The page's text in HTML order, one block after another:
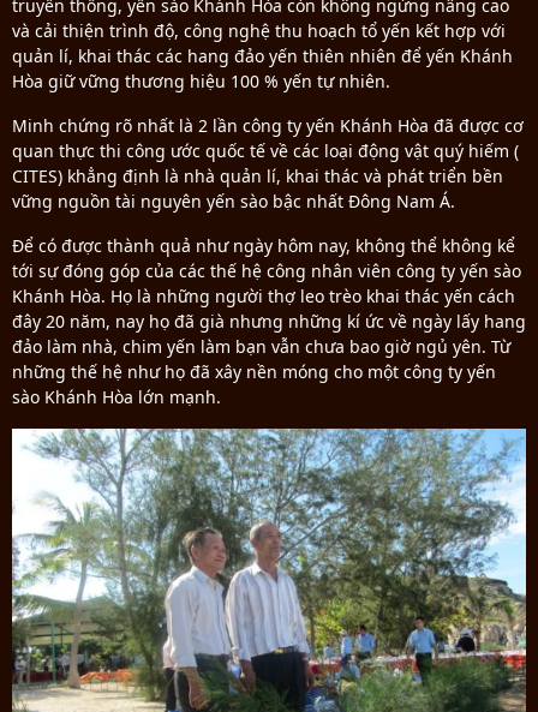
truyền thống, yến sào Khánh Hòa còn không ngừng nâng cao
và cải thiện trình độ, công nghệ thu hoạch tổ yến kết hợp với
quản lí, khai thác các hang đảo yến thiên nhiên để yến Khánh
Hòa giữ vững thương hiệu 100 % yến tự nhiên.
Minh chứng rõ nhất là 2 lần công ty yến Khánh Hòa đã được cơ
quan thực thi công ước quốc tế về các loại động vật quý hiếm (
CITES) khẳng định là nhà quản lí, khai thác và phát triển bền
vững nguồn tài nguyên yến sào bậc nhất Đông Nam Á.
Để có được thành quả như ngày hôm nay, không thể không kể
tới sự đóng góp của các thế hệ công nhân viên công ty yến sào
Khánh Hòa. Họ là những người thợ leo trèo khai thác yến cách
đây 20 năm, nay họ đã già nhưng những kí ức về ngày lấy hang
đảo làm nhà, chim yến làm bạn vẫn chưa bao giờ ngủ yên. Từ
những thế hệ như họ đã xây nền móng cho một công ty yến
sào Khánh Hòa lớn mạnh.